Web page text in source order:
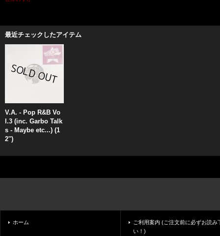
最近チェックしたアイテム
V.A. - Pop R&B Vo
l.3 (inc. Garbo Talk
s - Maybe etc...) (1
2'')
ホーム
ご利用案内 (ご注文前に必ずお読み
い！)